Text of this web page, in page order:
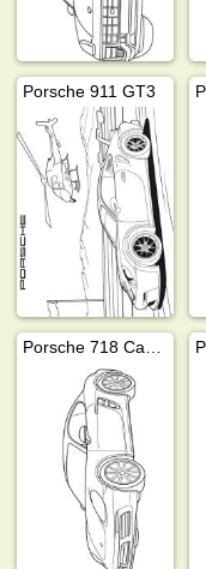
Porsche 911 GT3